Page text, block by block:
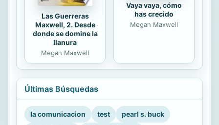
Las Guerreras
Maxwell, 2. Desde
donde se domine la
llanura
Megan Maxwell
Vaya vaya, cómo
has crecido
Megan Maxwell
Últimas Búsquedas
la comunicacion test
pearl s. buck